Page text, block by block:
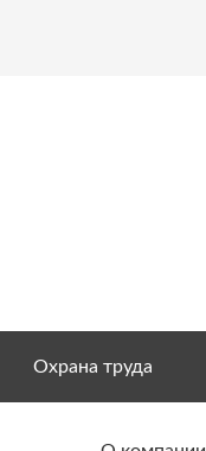
Охрана труда